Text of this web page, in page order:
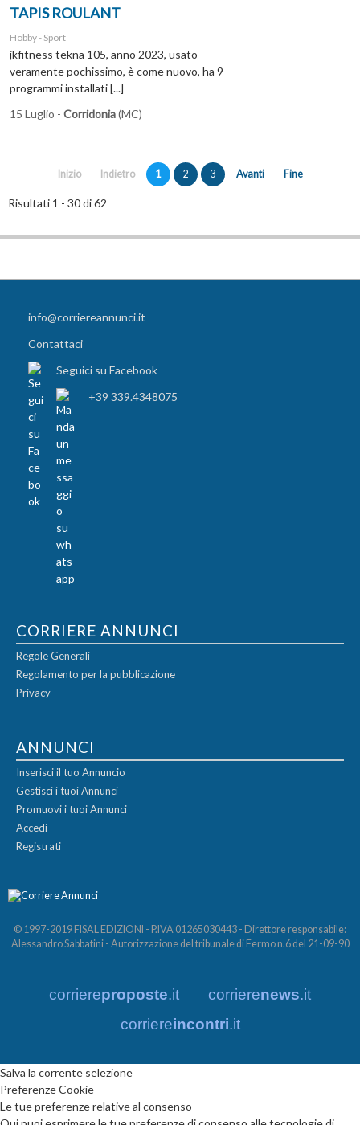
TAPIS ROULANT
Hobby - Sport
jkfitness tekna 105, anno 2023, usato
veramente pochissimo, è come nuovo, ha 9
programmi installati [...]
15 Luglio - Corridonia(MC)
Inizio Indietro 1 2 3 Avanti Fine
Risultati 1 - 30 di 62
info@corriereannunci.it
Contattaci
Seguici su Facebook
+39 339.4348075
CORRIERE ANNUNCI
Regole Generali
Regolamento per la pubblicazione
Privacy
ANNUNCI
Inserisci il tuo Annuncio
Gestisci i tuoi Annunci
Promuovi i tuoi Annunci
Accedi
Registrati
© 1997-2019 FISAL EDIZIONI - P.IVA 01265030443 - Direttore responsabile:
Alessandro Sabbatini - Autorizzazione del tribunale di Fermo n.6 del 21-09-90
corriereproposte.it corrierenews.it
corriereincontri.it
Salva la corrente selezione
Preferenze Cookie
Le tue preferenze relative al consenso